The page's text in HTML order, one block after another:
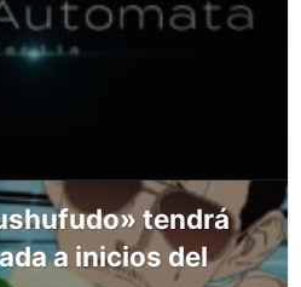
tendrá
a inicios del